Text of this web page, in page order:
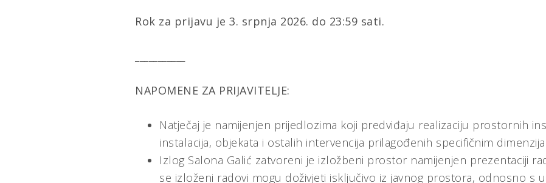
Rok za prijavu je 3. srpnja 2026. do 23:59 sati.
NAPOMENE ZA PRIJAVITELJE:
Natječaj je namijenjen prijedlozima koji predviđaju realizaciju prostornih
instalacija, objekata i ostalih intervencija prilagođenih specifičnim
Izlog Salona Galić zatvoreni je izložbeni prostor namijenjen prezentaciji
se izloženi radovi mogu doživjeti isključivo iz javnog prostora, odnosno s